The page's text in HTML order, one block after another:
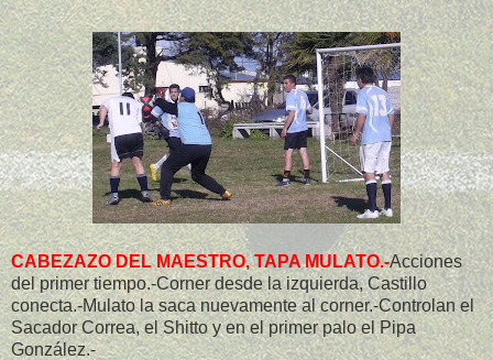
CABEZAZO DEL MAESTRO, TAPA MULATO.-Acciones
del primer tiempo.-Corner desde la izquierda, Castillo
conecta.-Mulato la saca nuevamente al corner.-Controlan el
Sacador Correa, el Shitto y en el primer palo el Pipa
González.-